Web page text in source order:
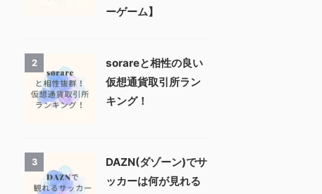
ーゲーム】
2
sorareと相性の良い
仮想通貨取引所ラン
キング！
3
DAZN(ダゾーン)でサ
ッカーは何が見れる